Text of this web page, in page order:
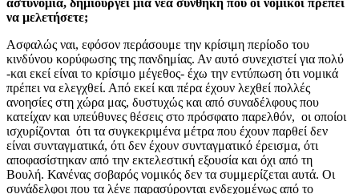
να μελετήσετε;
Ασφαλώς ναι, εφόσον περάσουμε την κρίσιμη περίοδο του
κινδύνου κορύφωσης της πανδημίας. Αν αυτό συνεχιστεί για πολύ
-και εκεί είναι το κρίσιμο μέγεθος- έχω την εντύπωση ότι νομικά
πρέπει να ελεγχθεί. Από εκεί και πέρα έχουν λεχθεί πολλές
ανοησίες στη χώρα μας, δυστυχώς και από συναδέλφους που
κατείχαν και υπεύθυνες θέσεις στο πρόσφατο παρελθόν, οι οποίοι
ισχυρίζονται ότι τα συγκεκριμένα μέτρα που έχουν παρθεί δεν
είναι συνταγματικά, ότι δεν έχουν συνταγματικό έρεισμα, ότι
αποφασίστηκαν από την εκτελεστική εξουσία και όχι από τη
Βουλή. Κανένας σοβαρός νομικός δεν τα συμμερίζεται αυτά. Οι
συνάδελφοι που τα λένε παρασύρονται ενδεχομένως από το